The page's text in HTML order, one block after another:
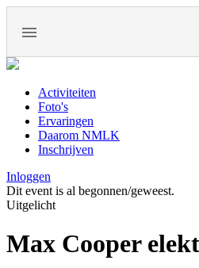
Activiteiten
Foto's
Ervaringen
Daarom NMLK
Inschrijven
Inloggen
Dit event is al begonnen/geweest.
Uitgelicht
Max Cooper